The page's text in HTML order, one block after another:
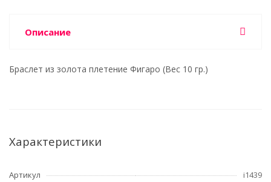
Описание
Браслет из золота плетение Фигаро (Вес 10 гр.)
Характеристики
Артикул i1439